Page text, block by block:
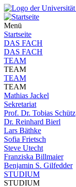
Menü
Startseite
DAS FACH
DAS FACH
TEAM
TEAM
TEAM
TEAM
Mathias Jackel
Sekretariat
Prof. Dr. Tobias Schütz
Dr. Reinhard Bierl
Lars Bäthke
Sofia Frietsch
Steve Utecht
Franziska Billmaier
Benjamin S. Gilfedder
STUDIUM
STUDIUM